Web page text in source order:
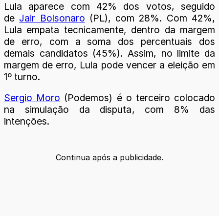
Lula aparece com 42% dos votos, seguido
de Jair Bolsonaro (PL), com 28%. Com 42%,
Lula empata tecnicamente, dentro da margem
de erro, com a soma dos percentuais dos
demais candidatos (45%). Assim, no limite da
margem de erro, Lula pode vencer a eleição em
1º turno.
Sergio Moro (Podemos) é o terceiro colocado
na simulação da disputa, com 8% das
intenções.
Continua após a publicidade.